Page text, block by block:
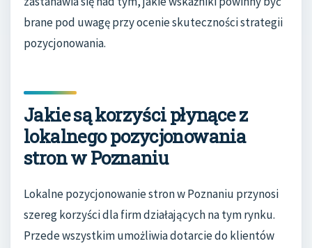
brane pod uwagę przy ocenie skuteczności strategii
pozycjonowania.
Jakie są korzyści płynące z
lokalnego pozycjonowania
stron w Poznaniu
Lokalne pozycjonowanie stron w Poznaniu przynosi
szereg korzyści dla firm działających na tym rynku.
Przede wszystkim umożliwia dotarcie do klientów